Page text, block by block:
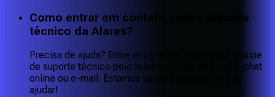
Como entrar em contato com o suporte
técnico da Alares?
Precisa de ajuda? Entre em contato com nossa equipe
de suporte técnico pelo telefone 0800 042 0101, chat
online ou e-mail. Estamos sempre prontos para te
ajudar!